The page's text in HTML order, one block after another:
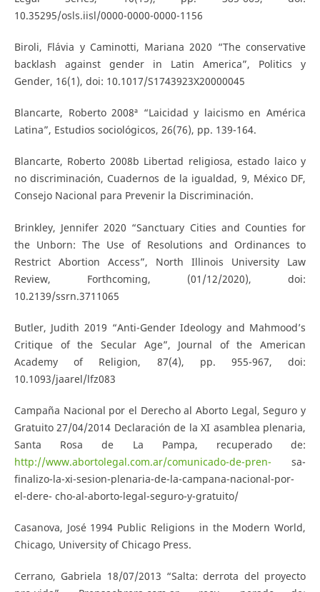
10.35295/osls.iisl/0000-0000-0000-1156
Biroli, Flávia y Caminotti, Mariana 2020 “The conservative
backlash against gender in Latin America”, Politics y
Gender, 16(1), doi: 10.1017/S1743923X20000045
Blancarte, Roberto 2008ª “Laicidad y laicismo en América
Latina”, Estudios sociológicos, 26(76), pp. 139-164.
Blancarte, Roberto 2008b Libertad religiosa, estado laico y
no discriminación, Cuadernos de la igualdad, 9, México DF,
Consejo Nacional para Prevenir la Discriminación.
Brinkley, Jennifer 2020 “Sanctuary Cities and Counties for
the Unborn: The Use of Resolutions and Ordinances to
Restrict Abortion Access”, North Illinois University Law
Review, Forthcoming, (01/12/2020), doi:
10.2139/ssrn.3711065
Butler, Judith 2019 “Anti-Gender Ideology and Mahmood’s
Critique of the Secular Age”, Journal of the American
Academy of Religion, 87(4), pp. 955-967, doi:
10.1093/jaarel/lfz083
Campaña Nacional por el Derecho al Aborto Legal, Seguro y
Gratuito 27/04/2014 Declaración de la XI asamblea plenaria,
Santa Rosa de La Pampa, recuperado de:
http://www.abortolegal.com.ar/comunicado-de-pren- sa-
finalizo-la-xi-sesion-plenaria-de-la-campana-nacional-por-
el-dere- cho-al-aborto-legal-seguro-y-gratuito/
Casanova, José 1994 Public Religions in the Modern World,
Chicago, University of Chicago Press.
Cerrano, Gabriela 18/07/2013 “Salta: derrota del proyecto